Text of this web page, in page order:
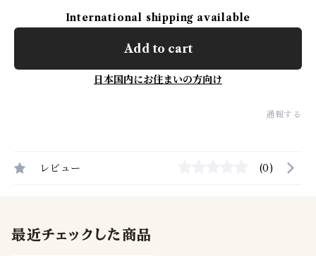
International shipping available
Add to cart
日本国内にお住まいの方向け
通報する
レビュー (0)
最近チェックした商品